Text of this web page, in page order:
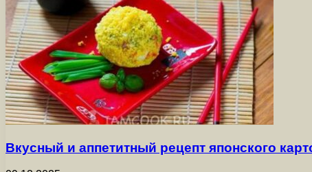
Вкусный и аппетитный рецепт японского